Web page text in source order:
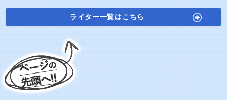
ライター一覧はこちら